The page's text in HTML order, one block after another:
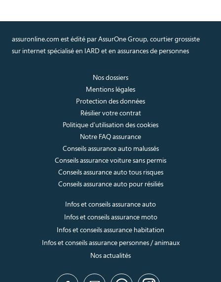
assuronline.com est édité par AssurOne Group, courtier grossiste
sur internet spécialisé en IARD et en assurances de personnes
Nos dossiers
Mentions légales
Protection des données
Résilier votre contrat
Politique d’utilisation des cookies
Notre FAQ assurance
Conseils assurance auto malussés
Conseils assurance voiture sans permis
Conseils assurance auto tous risques
Conseils assurance auto pour résiliés
Infos et conseils assurance auto
Infos et conseils assurance moto
Infos et conseils assurance habitation
Infos et conseils assurance personnes / animaux
Nos actualités